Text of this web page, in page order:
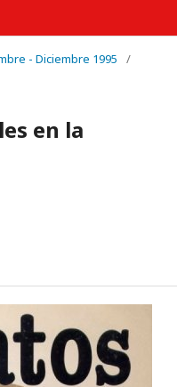
- Diciembre 1995
/
en la